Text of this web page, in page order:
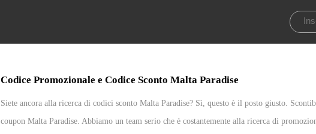
Codice Promozionale e Codice Sconto Malta Paradise
Siete ancora alla ricerca di codici sconto Malta Paradise? Sì, questo è il posto giusto.
coupon Malta Paradise. Abbiamo un team serio che è costantemente alla ricerca di